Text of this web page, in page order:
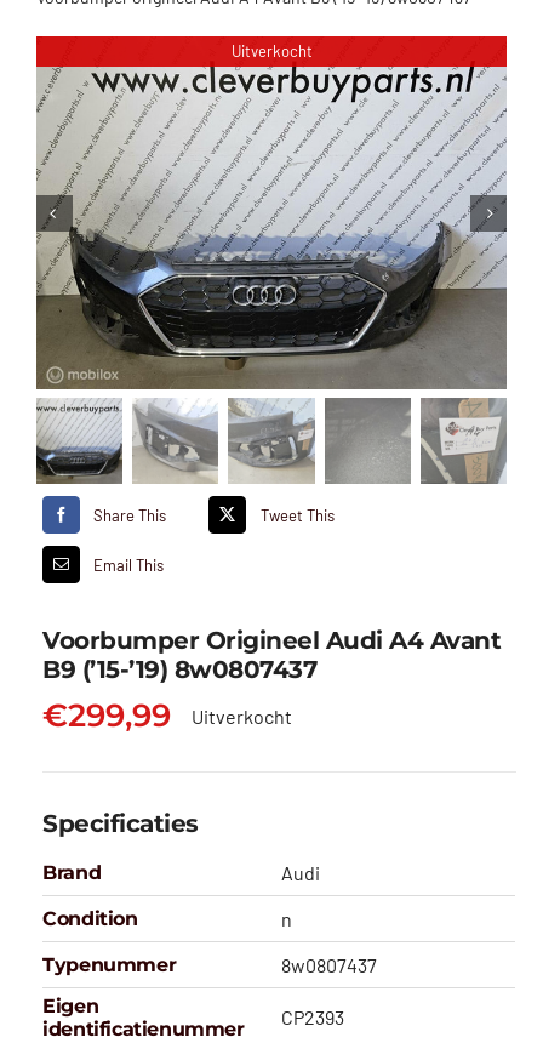
Uitverkocht
Share This Tweet This
Email This
Voorbumper Origineel Audi A4 Avant
B9 (’15-’19) 8w0807437
€299,99 Uitverkocht
Specificaties
Brand
Audi
Condition
n
Typenummer
8w0807437
Eigen
identificatienummer
CP2393